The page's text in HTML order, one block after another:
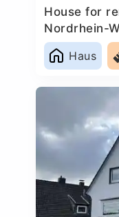
House for
Nordrhein-
Haus